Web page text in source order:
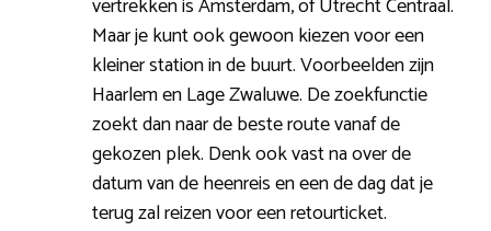
Maar je kunt ook gewoon kiezen voor een
kleiner station in de buurt. Voorbeelden zijn
Haarlem en Lage Zwaluwe. De zoekfunctie
zoekt dan naar de beste route vanaf de
gekozen plek. Denk ook vast na over de
datum van de heenreis en een de dag dat je
terug zal reizen voor een retourticket.